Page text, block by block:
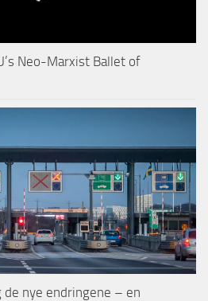
Neo-Marxist Ballet of
nye endringene – en